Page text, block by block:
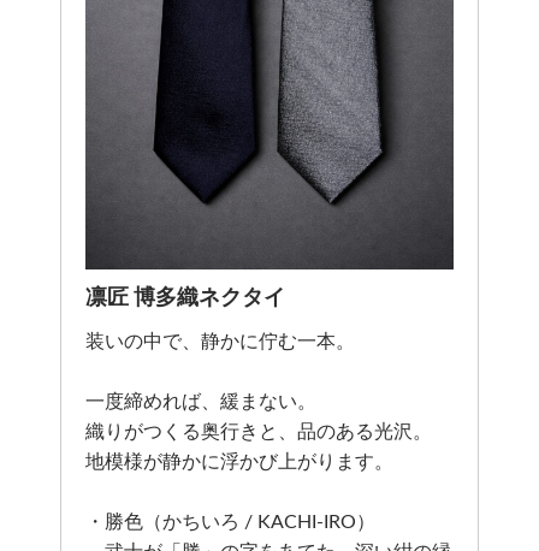
凛匠 博多織ネクタイ
装いの中で、静かに佇む一本。
一度締めれば、緩まない。
織りがつくる奥行きと、品のある光沢。
地模様が静かに浮かび上がります。
・勝色（かちいろ / KACHI-IRO）